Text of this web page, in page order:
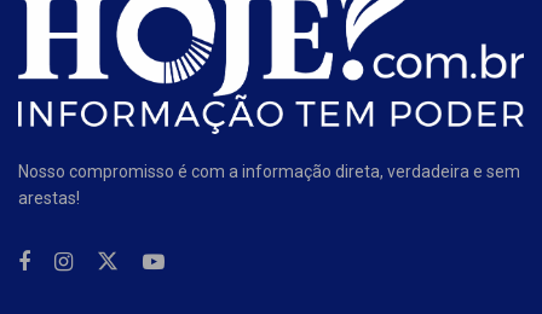
Nosso compromisso é com a informação direta, verdadeira e sem
arestas!